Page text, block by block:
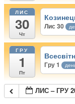
ЛИС
30
Чт
Лис 30
ГРУ
1
Пт
Гру 1
ЛИС – ГРУ